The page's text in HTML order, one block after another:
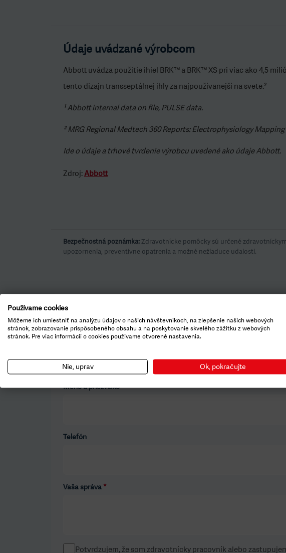
Údaje uvádzané výrobcom
Abbott uvádza použitie ihiel BRK™ a BRK™ XS pri viac ako 4,5
tento dizajn transseptálnej ihly za najpoužívanejší na svete.²
¹ Abbott internal data on file, PULSE data.
² MRG Regional Medtech 360 Reports: Electrophysiology
Ide o údaje a trhové tvrdenie výrobcu uvedené ako údaje Abbott.
Zdroj:Abbott
Bezpečnostná poznámka: Zdravotnícke pomôcky sú určené
upozornenia, preventívne opatrenia a možné nežiaduce udalosti.
Kontaktujte nás
Náš odborník Vám rád poskytne informácie a zodpovie všetky
Polia označené hviezdičkou sú povinné.
Meno a priezvisko*
Telefón
Vaša správa *
Potvrdzujem, že som zdravotnícky pracovník alebo
Používame cookies
Môžeme ich umiestniť na analýzu údajov o našich návštevníkoch, na zlepšenie našich webových
stránok, zobrazovanie prispôsobeného obsahu a na poskytovanie skvelého zážitku z webových
stránok. Pre viac informácií o cookies používame otvorené nastavenia.
Nie, uprav Ok, pokračujte